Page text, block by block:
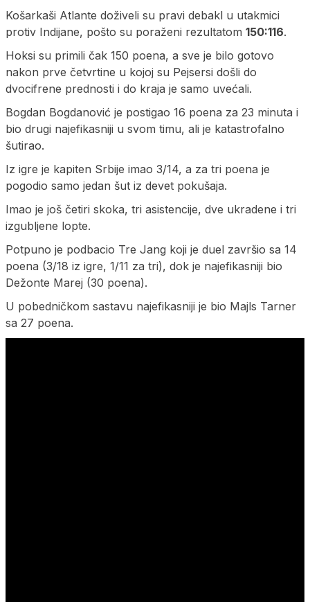
Košarkaši Atlante doživeli su pravi debakl u utakmici
protiv Indijane, pošto su poraženi rezultatom 150:116.
Hoksi su primili čak 150 poena, a sve je bilo gotovo
nakon prve četvrtine u kojoj su Pejsersi došli do
dvocifrene prednosti i do kraja je samo uvećali.
Bogdan Bogdanović je postigao 16 poena za 23 minuta i
bio drugi najefikasniji u svom timu, ali je katastrofalno
šutirao.
Iz igre je kapiten Srbije imao 3/14, a za tri poena je
pogodio samo jedan šut iz devet pokušaja.
Imao je još četiri skoka, tri asistencije, dve ukradene i tri
izgubljene lopte.
Potpuno je podbacio Tre Jang koji je duel završio sa 14
poena (3/18 iz igre, 1/11 za tri), dok je najefikasniji bio
Dežonte Marej (30 poena).
U pobedničkom sastavu najefikasniji je bio Majls Tarner
sa 27 poena.